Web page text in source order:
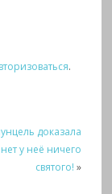
.
доказала
у неё ничего
святого! »